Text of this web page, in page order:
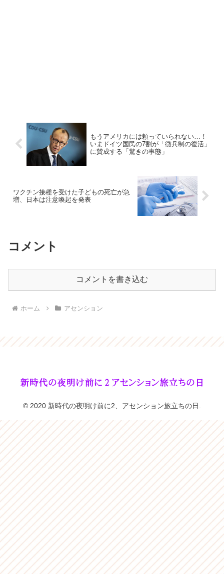
もうアメリカには頼っていられない…！
いまドイツ国民の7割が「徴兵制の復活」
に賛成する「驚きの事態」
ワクチン接種を受けた子どもの死亡が急
増、日本は注意喚起を発表
コメント
コメントを書き込む
ホーム アセンション
© 2020 新時代の夜明け前に2、アセンション旅立ちの日.